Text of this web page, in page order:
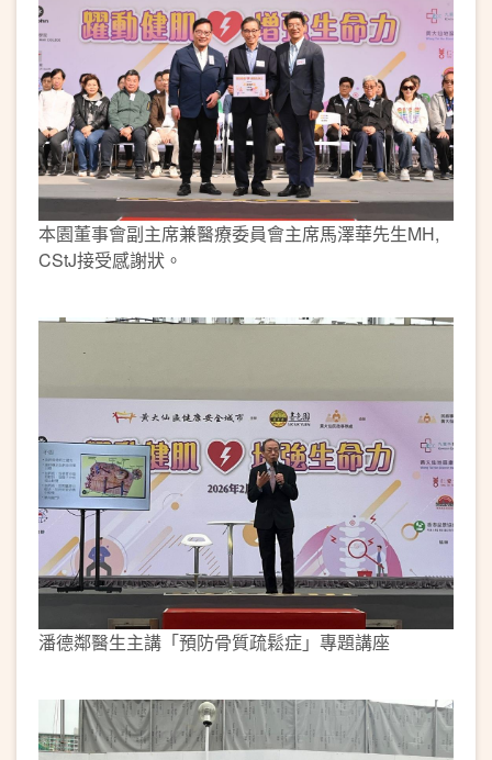
本園董事會副主席兼醫療委員會主席馬澤華先生MH,
CStJ接受感謝狀。
潘德鄰醫生主講「預防骨質疏鬆症」專題講座